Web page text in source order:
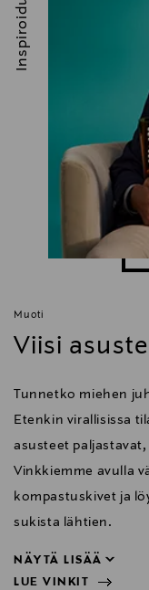
Muoti
Viisi
Tunnetko miehen
Etenkin virallisissa
asusteet
Vinkkiemme avulla
kompastuskivet ja
sukista lähtien.
NÄYTÄ LISÄÄ
LUE VINKIT
Inspiroidu